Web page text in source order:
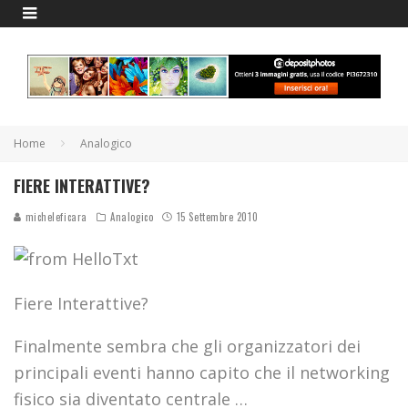
Home Analogico
FIERE INTERATTIVE?
micheleficara Analogico 15 Settembre 2010
Fiere Interattive?
Finalmente sembra che gli organizzatori dei
principali eventi hanno capito che il networking
fisico sia diventato centrale …